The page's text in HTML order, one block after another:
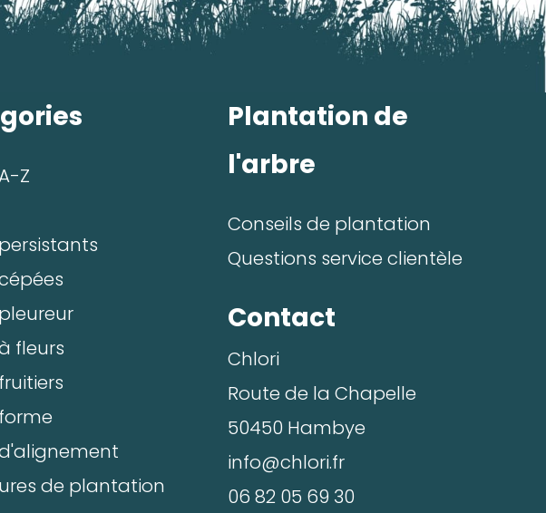
Z
fleurs
de plantation
Plantation de
l'arbre
Conseils de plantation
Questions service clientèle
Contact
Chlori
Route de la Chapelle
50450 Hambye
info@chlori.fr
06 82 05 69 30